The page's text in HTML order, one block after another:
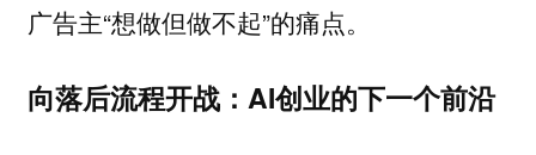
广告主“想做但做不起”的痛点。
向落后流程开战：AI创业的下一个前沿